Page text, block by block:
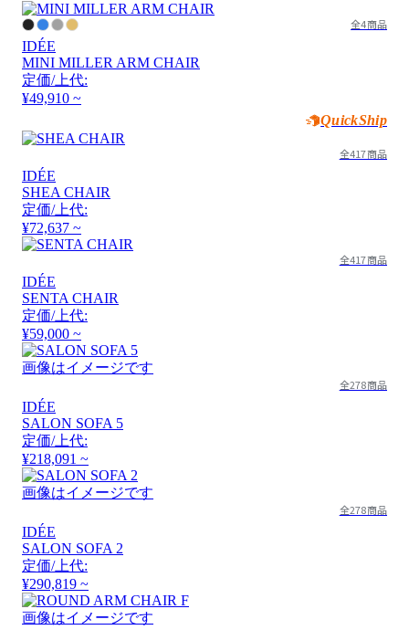
全4商品
IDÉE
MINI MILLER ARM CHAIR
定価/上代:
¥49,910 ~
QuickShip
全417商品
IDÉE
SHEA CHAIR
定価/上代:
¥72,637 ~
全417商品
IDÉE
SENTA CHAIR
定価/上代:
¥59,000 ~
画像はイメージです
全278商品
IDÉE
SALON SOFA 5
定価/上代:
¥218,091 ~
画像はイメージです
全278商品
IDÉE
SALON SOFA 2
定価/上代:
¥290,819 ~
画像はイメージです